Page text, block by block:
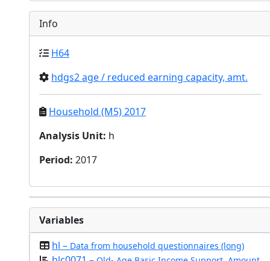
Info
H64
hdgs2 age / reduced earning capacity, amt.
Household (M5) 2017
Analysis Unit: h
Period: 2017
Variables
hl – Data from household questionnaires (long)